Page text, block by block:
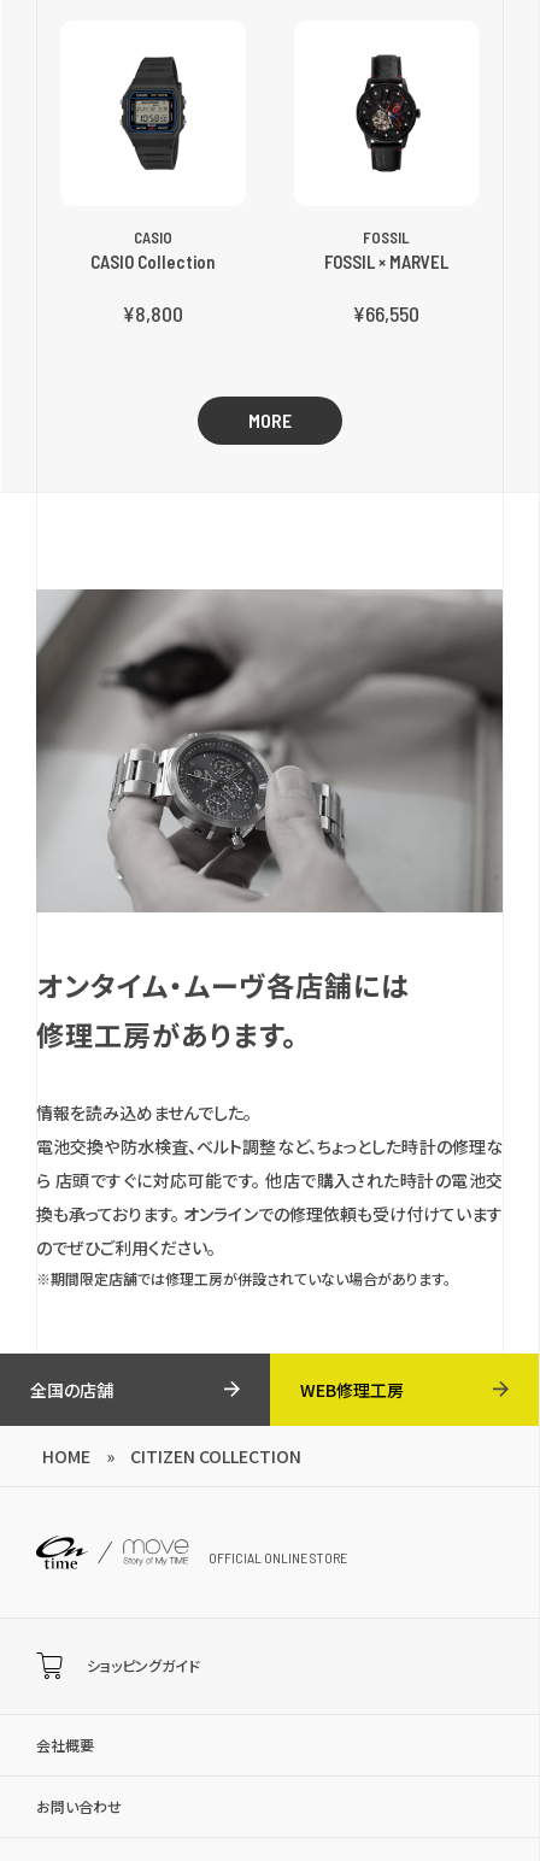
CASIO
CASIO Collection
¥8,800
FOSSIL
FOSSIL × MARVEL
¥66,550
MORE
オンタイム・ムーヴ各店舗には
修理工房があります。
情報を読み込めませんでした。
電池交換や防水検査、ベルト調整など、ちょっとした時計の修理な
ら 店頭ですぐに対応可能です。 他店で購入された時計の電池交
換も承っております。 オンラインでの修理依頼も受け付けています
のでぜひご利用ください。
※期間限定店舗では修理工房が併設されていない場合があります。
全国の店舗 WEB修理工房
HOME » CITIZEN COLLECTION
OFFICIAL ONLINE STORE
会社概要
お問い合わせ
ショッピングガイド